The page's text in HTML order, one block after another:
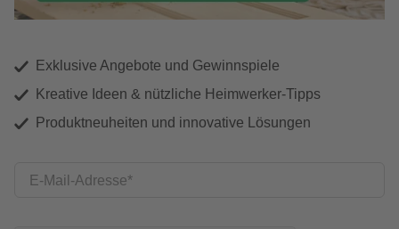
Exklusive Angebote und Gewinnspiele
Kreative Ideen & nützliche Heimwerker-Tipps
Produktneuheiten und innovative Lösungen
E-Mail-Adresse